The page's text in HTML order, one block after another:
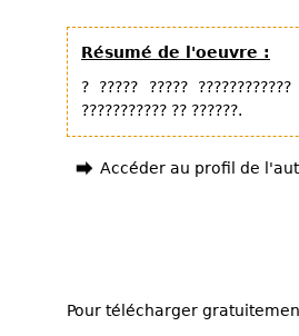
Résumé de l'oeuvre :
? ????? ?????
??????????? ?? ??????.
Accéder au profil de
Pour télécharger